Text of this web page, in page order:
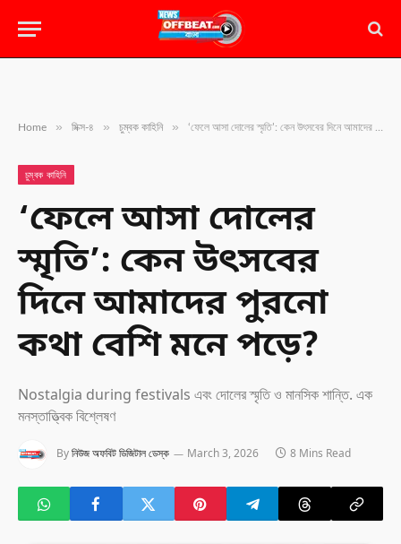
Home » মিক্স-৪ » চুম্বক কাহিনি » ‘ফেলে আসা দোলের স্মৃতি’: কেন উৎসবের দিনে আমাদের পুরনো কথা বেশি মনে পড়ে?
চুম্বক কাহিনি
‘ফেলে আসা দোলের
স্মৃতি’: কেন উৎসবের
দিনে আমাদের পুরনো
কথা বেশি মনে পড়ে?
Nostalgia during festivals এবং দোলের স্মৃতি ও মানসিক শান্তি. এক
মনস্তাত্ত্বিক বিশ্লেষণ
Byনিউজ অফবিট ডিজিটাল ডেস্ক March 3, 2026 8 Mins Read